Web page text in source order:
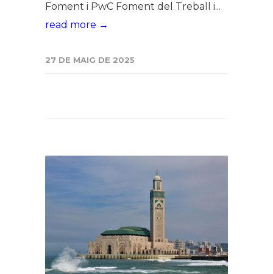
Foment i PwC Foment del Treball i...
read more →
27 DE MAIG DE 2025